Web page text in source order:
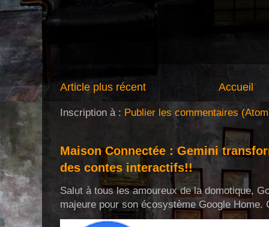
Article plus récent Accueil
Inscription à : Publier les commentaires
Maison Connectée : Gemini
des contes interactifs!!
Salut à tous les amoureux de la domotique,
majeure pour son écosystème Google Home.